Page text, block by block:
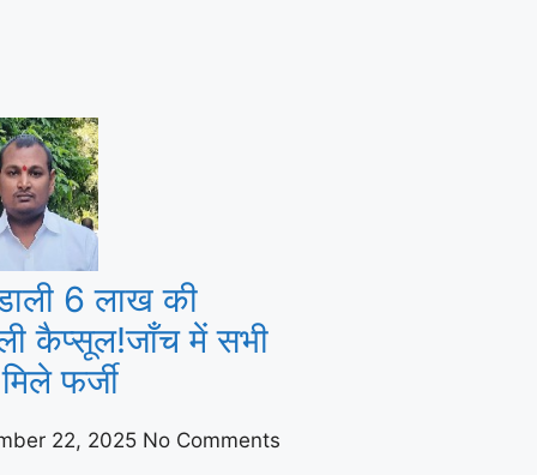
6 लाख की
कैप्सूल!जाँच में सभी
फर्जी
22, 2025 No Comments